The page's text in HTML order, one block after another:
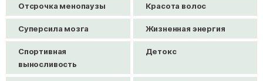
Отсрочка менопаузы Красота волос
Суперсила мозга Жизненная энергия
Спортивная
выносливость
Детокс